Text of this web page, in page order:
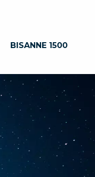
BISANNE 1500